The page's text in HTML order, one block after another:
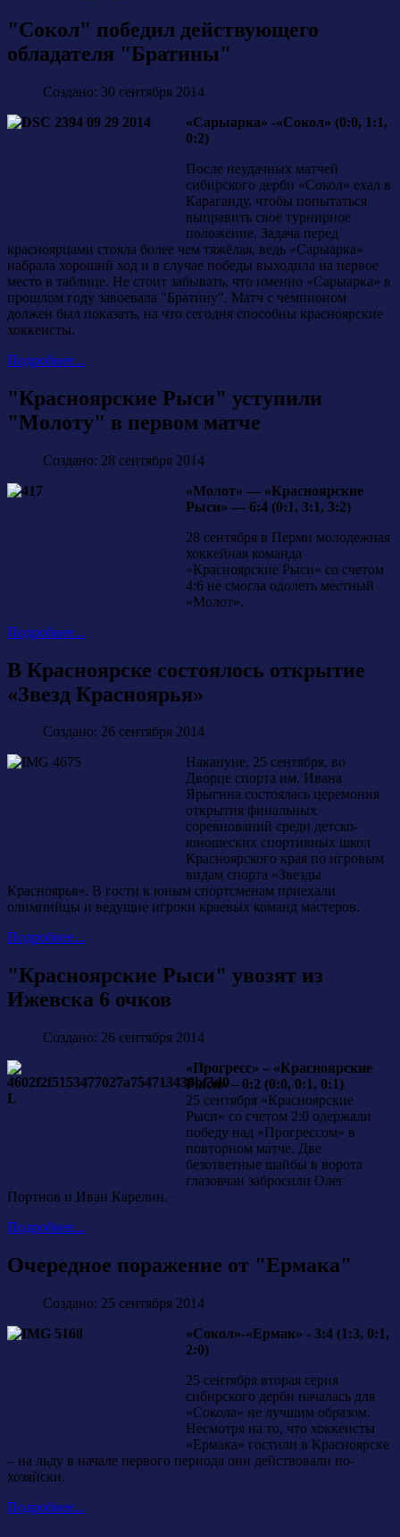
"Сокол" победил действующего
обладателя "Братины"
Создано: 30 сентября 2014
«Сарыарка» -«Сокол» (0:0, 1:1,
0:2)
После неудачных матчей
сибирского дерби «Сокол» ехал в
Караганду, чтобы попытаться
выправить своё турнирное
положение. Задача перед
красноярцами стояла более чем тяжёлая, ведь «Сарыарка»
набрала хороший ход и в случае победы выходила на первое
место в таблице. Не стоит забывать, что именно «Сарыарка» в
прошлом году завоевала "Братину". Матч с чемпионом
должен был показать, на что сегодня способны красноярские
хоккеисты.
Подробнее...
"Красноярские Рыси" уступили
"Молоту" в первом матче
Создано: 28 сентября 2014
«Молот» — «Красноярские
Рыси» — 6:4 (0:1, 3:1, 3:2)
28 сентября в Перми молодежная
хоккейная команда
«Красноярские Рыси» со счетом
4:6 не смогла одолеть местный
«Молот».
Подробнее...
В Красноярске состоялось открытие
«Звезд Красноярья»
Создано: 26 сентября 2014
Накануне, 25 сентября, во
Дворце спорта им. Ивана
Ярыгина состоялась церемония
открытия финальных
соревнований среди детско-
юношеских спортивных школ
Красноярского края по игровым
видам спорта «Звезды
Красноярья». В гости к юным спортсменам приехали
олимпийцы и ведущие игроки краевых команд мастеров.
Подробнее...
"Красноярские Рыси" увозят из
Ижевска 6 очков
Создано: 26 сентября 2014
«Прогресс» – «Красноярские
Рыси» – 0:2 (0:0, 0:1, 0:1)
25 сентября «Красноярские
Рыси» со счетом 2:0 одержали
победу над «Прогрессом» в
повторном матче. Две
безответные шайбы в ворота
глазовчан забросили Олег
Портнов и Иван Карелин.
Подробнее...
Очередное поражение от "Ермака"
Создано: 25 сентября 2014
«Сокол»-«Ермак» - 3:4 (1:3, 0:1,
2:0)
25 сентября вторая серия
сибирского дерби началась для
«Сокола» не лучшим образом.
Несмотря на то, что хоккеисты
«Ермака» гостили в Красноярске
– на льду в начале первого периода они действовали по-
хозяйски.
Подробнее...